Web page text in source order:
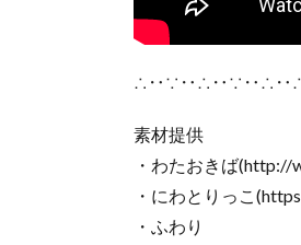
素材提供
・わたおきば(http://
・にわとりっこ
・ふわり